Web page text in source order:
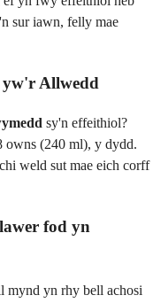
sur iawn, felly mae
yw'r Allwedd
sy'n effeithiol?
owns (240 ml), y dydd.
weld sut mae eich corff
fod yn
mynd yn rhy bell achosi